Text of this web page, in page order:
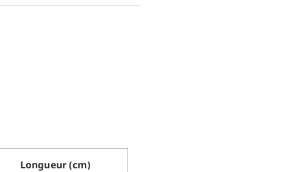
Longueur (cm)